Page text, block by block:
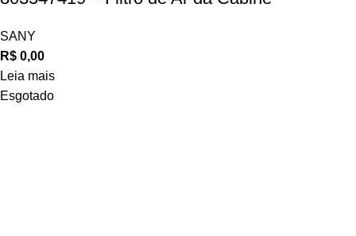
SANY
R$ 0,00
Leia mais
Esgotado